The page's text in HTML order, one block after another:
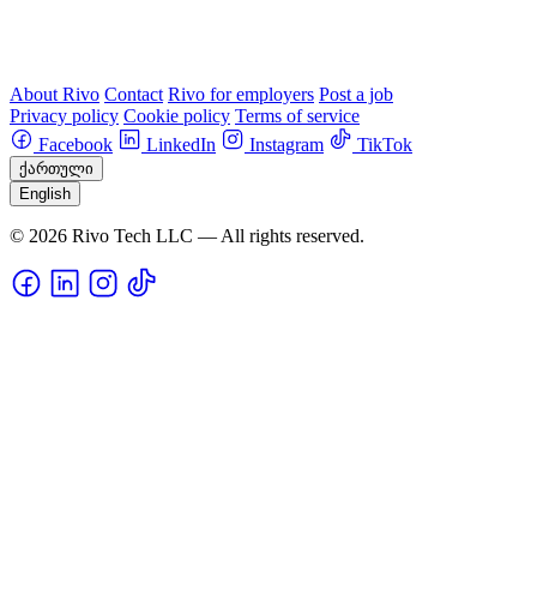
About Rivo Contact Rivo for employers Post a job
Privacy policy Cookie policy Terms of service
Facebook
LinkedIn Instagram TikTok
ქართული
English
© 2026 Rivo Tech LLC — All rights reserved.